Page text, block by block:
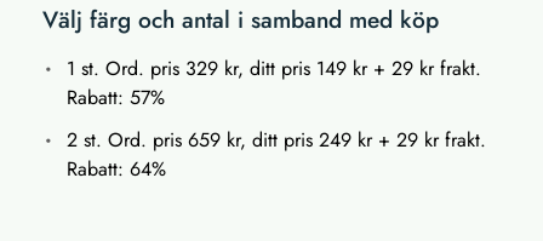
Välj färg och antal i samband med köp
1 st. Ord. pris 329 kr, ditt pris 149 kr + 29 kr frakt.
Rabatt: 57%
2 st. Ord. pris 659 kr, ditt pris 249 kr + 29 kr frakt.
Rabatt: 64%